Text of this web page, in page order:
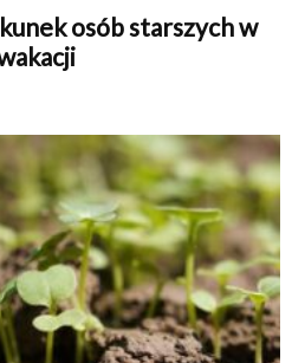
osób starszych w